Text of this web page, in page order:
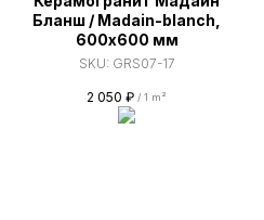
Бланш / Madain-blanch,
600х600 мм
SKU: GRS07-17
2 050 ₽ / 1 m²